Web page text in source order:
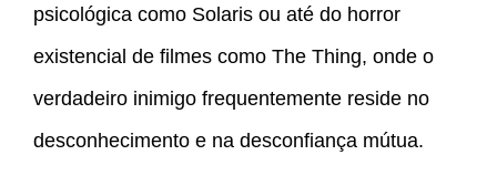
psicológica como Solaris ou até do horror
existencial de filmes como The Thing, onde o
verdadeiro inimigo frequentemente reside no
desconhecimento e na desconfiança mútua.